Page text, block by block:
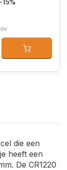
die een
heeft een
De CR1220